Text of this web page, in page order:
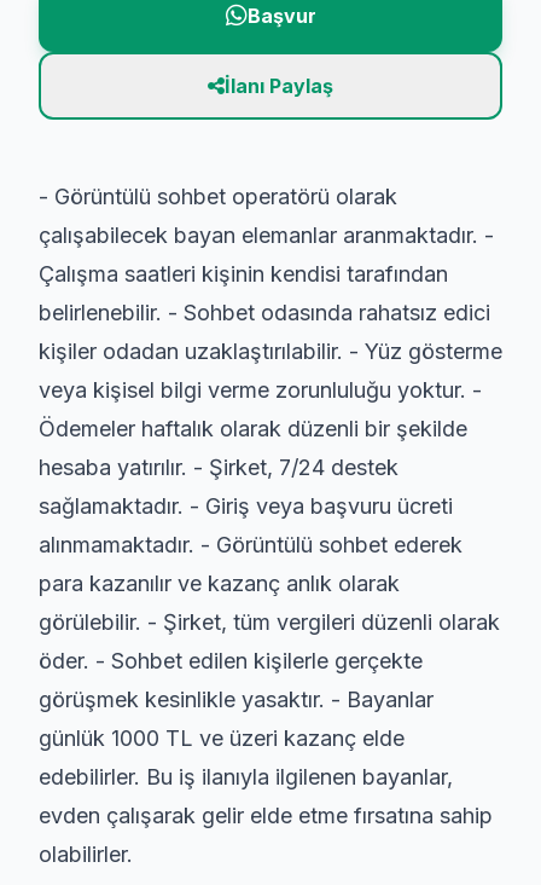
Başvur
İlanı Paylaş
- Görüntülü sohbet operatörü olarak
çalışabilecek bayan elemanlar aranmaktadır. -
Çalışma saatleri kişinin kendisi tarafından
belirlenebilir. - Sohbet odasında rahatsız edici
kişiler odadan uzaklaştırılabilir. - Yüz gösterme
veya kişisel bilgi verme zorunluluğu yoktur. -
Ödemeler haftalık olarak düzenli bir şekilde
hesaba yatırılır. - Şirket, 7/24 destek
sağlamaktadır. - Giriş veya başvuru ücreti
alınmamaktadır. - Görüntülü sohbet ederek
para kazanılır ve kazanç anlık olarak
görülebilir. - Şirket, tüm vergileri düzenli olarak
öder. - Sohbet edilen kişilerle gerçekte
görüşmek kesinlikle yasaktır. - Bayanlar
günlük 1000 TL ve üzeri kazanç elde
edebilirler. Bu iş ilanıyla ilgilenen bayanlar,
evden çalışarak gelir elde etme fırsatına sahip
olabilirler.